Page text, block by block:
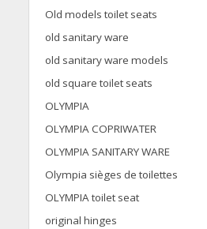
Old models toilet seats
old sanitary ware
old sanitary ware models
old square toilet seats
OLYMPIA
OLYMPIA COPRIWATER
OLYMPIA SANITARY WARE
Olympia sièges de toilettes
OLYMPIA toilet seat
original hinges